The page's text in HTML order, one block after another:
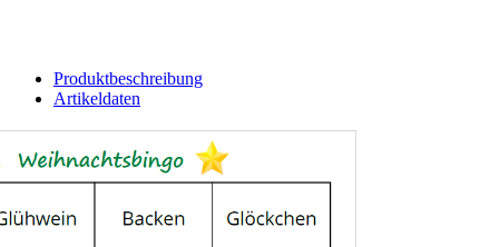
Produktbeschreibung
Artikeldaten